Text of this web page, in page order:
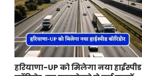
हरियाणा-UP को मिलेगा नया हाईस्पीड